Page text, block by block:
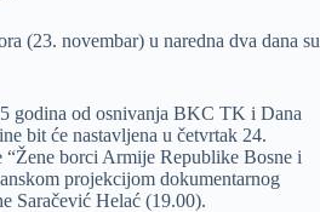
(23. novembar) u naredna dva dana su
godina od osnivanja BKC TK i Dana
bit će nastavljena u četvrtak 24.
“Žene borci Armije Republike Bosne i
projekcijom dokumentarnog
Saračević Helać (19.00).